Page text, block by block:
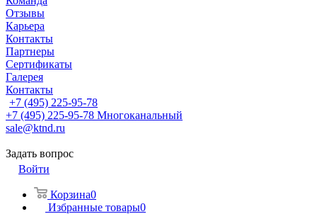
Отзывы
Карьера
Контакты
Партнеры
Сертификаты
Галерея
Контакты
+7 (495) 225-95-78
+7 (495) 225-95-78 Многоканальный
sale@ktnd.ru
Задать вопрос
Войти
Корзина0
Избранные товары0